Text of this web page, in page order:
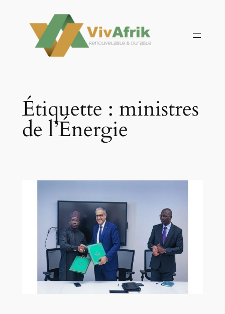
contenu
Étiquette : ministres
de l’Énergie